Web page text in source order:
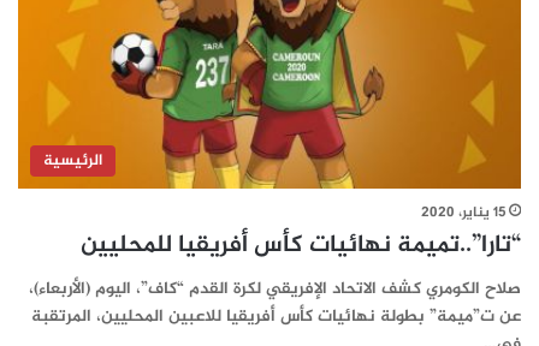
الرئيسية
15 يناير، 2020
“تارا”..تميمة نهائيات كأس أفريقيا للمحليين
صلاح الكومري كشف الاتحاد الإفريقي لكرة القدم “كاف”، اليوم (الأربعاء)،
عن ت”ميمة” بطولة نهائيات كأس أفريقيا للاعبين المحليين، المرتقبة